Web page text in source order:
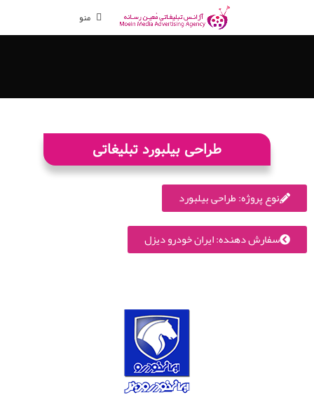
منو
طراحی بیلبورد تبلیغاتی
نوع پروژه: طراحی بیلبورد
سفارش دهنده: ایران خودرو دیزل